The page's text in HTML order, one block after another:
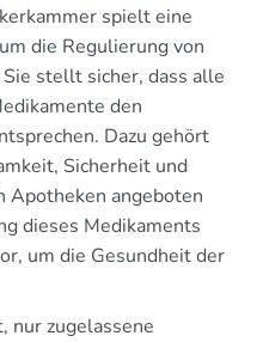
spielt eine
die Regulierung von
stellt sicher, dass alle
den
Dazu gehört
Sicherheit und
Apotheken angeboten
dieses Medikaments
um die Gesundheit der
nur zugelassene